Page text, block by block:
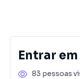
Entrar
83 pessoas